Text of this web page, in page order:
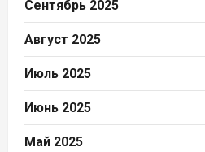
Сентябрь 2025
Август 2025
Июль 2025
Июнь 2025
Май 2025